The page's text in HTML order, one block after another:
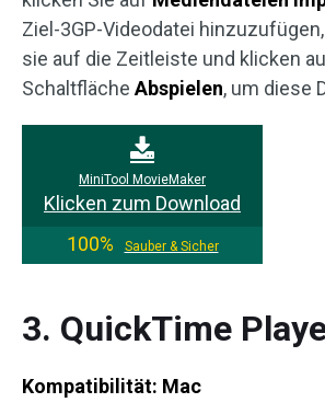
Ziel-3GP-Videodatei
sie auf die Zeitleiste und klicken
Schaltfläche Abspielen, um diese
MiniTool MovieMaker
Klicken zum Download
100%
Sauber & Sicher
3. QuickTime
Kompatibilität: Mac